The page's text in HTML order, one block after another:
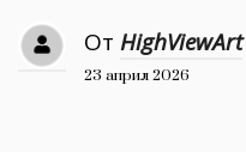
Дизайн
От HighViewArt
23 април 2026